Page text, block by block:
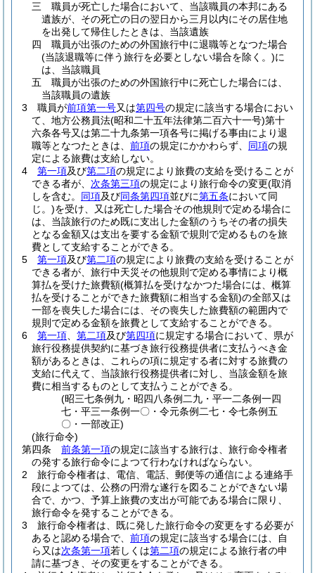
三
職員が死亡した場合において、当該職員の本邦にある
遺族が、その死亡の日の翌日から三月以内にその居住地
を出発して帰住したときは、当該遺族
四
職員が出張のための外国旅行中に退職等となつた場合
(当該退職等に伴う旅行を必要としない場合を除く。)に
は、当該職員
五
職員が出張のための外国旅行中に死亡した場合には、
当該職員の遺族
3
職員が前項第一号又は第四号の規定に該当する場合におい
て、地方公務員法(昭和二十五年法律第二百六十一号)第十
六条各号又は第二十九条第一項各号に掲げる事由により退
職等となつたときは、 前項の規定にかかわらず、 同項の規
定による旅費は支給しない。
4
第一項及び第二項の規定により旅費の支給を受けることが
できる者が、 次条第三項の規定により旅行命令の変更(取消
しを含む。 同項及び同条第四項並びに第五条において同
じ。)を受け、又は死亡した場合その他規則で定める場合に
は、当該旅行のため既に支出した金額のうちその者の損失
となる金額又は支出を要する金額で規則で定めるものを旅
費として支給することができる。
5
第一項及び第二項の規定により旅費の支給を受けることが
できる者が、旅行中天災その他規則で定める事情により概
算払を受けた旅費額(概算払を受けなかつた場合には、概算
払を受けることができた旅費額に相当する金額)の全部又は
一部を喪失した場合には、その喪失した旅費額の範囲内で
規則で定める金額を旅費として支給することができる。
6
第一項 第二項及び第四項に規定する場合において、県が
旅行役務提供契約に基づき旅行役務提供者に支払うべき金
額があるときは、これらの項に規定する者に対する旅費の
支給に代えて、当該旅行役務提供者に対し、当該金額を旅
費に相当するものとして支払うことができる。
(昭三七条例九・昭四八条例二九・平一二条例一四
七・平三一条例一〇・令元条例二七・令七条例五
〇・一部改正)
(旅行命令)
第四条
前条第一項の規定に該当する旅行は、旅行命令権者
の発する旅行命令によつて行わなければならない。
2
旅行命令権者は、電信、電話、郵便等の通信による連絡手
段によつては、公務の円滑な遂行を図ることができない場
合で、かつ、予算上旅費の支出が可能である場合に限り、
旅行命令を発することができる。
3
旅行命令権者は、既に発した旅行命令の変更をする必要が
あると認める場合で、 前項の規定に該当する場合には、自
ら又は次条第一項若しくは第二項の規定による旅行者の申
請に基づき、その変更をすることができる。